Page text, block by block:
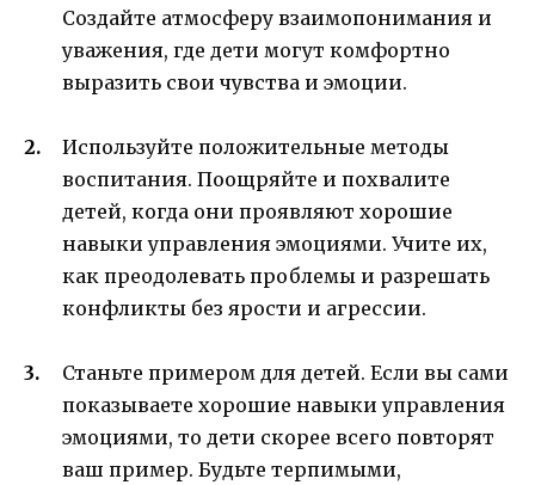
Создайте атмосферу взаимопонимания и
уважения, где дети могут комфортно
выразить свои чувства и эмоции.
Используйте положительные методы
воспитания. Поощряйте и похвалите
детей, когда они проявляют хорошие
навыки управления эмоциями. Учите их,
как преодолевать проблемы и разрешать
конфликты без ярости и агрессии.
Станьте примером для детей. Если вы сами
показываете хорошие навыки управления
эмоциями, то дети скорее всего повторят
ваш пример. Будьте терпимыми,